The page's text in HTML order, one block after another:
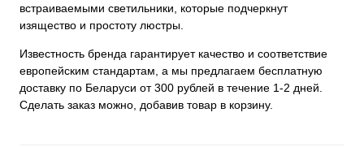
встраиваемыми светильники, которые подчеркнут
изящество и простоту люстры.
Известность бренда гарантирует качество и соответствие
европейским стандартам, а мы предлагаем бесплатную
доставку по Беларуси от 300 рублей в течение 1-2 дней.
Сделать заказ можно, добавив товар в корзину.